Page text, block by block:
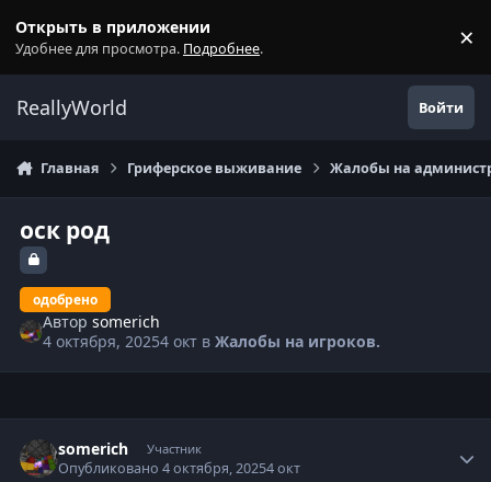
Открыть в приложении
Удобнее для просмотра. Подробнее. ×
ReallyWorld Войти
Главная Гриферское выживание Жалобы на
оск род
одобрено
Авторsomerich
4 октября, 20254 окт вЖалобы на игроков.
somerich Участник
Опубликовано4 октября, 20254 окт